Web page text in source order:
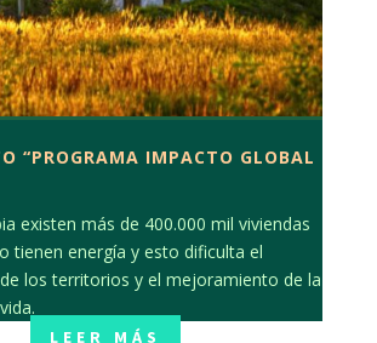
“PROGRAMA IMPACTO GLOBAL
existen más de 400.000 mil viviendas
tienen energía y esto dificulta el
los territorios y el mejoramiento de la
LEER MÁS